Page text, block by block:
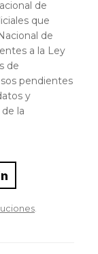
de
que
de
a la Ley
de
pendientes
y
la